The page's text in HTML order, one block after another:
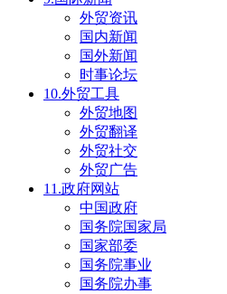
外贸资讯
国内新闻
国外新闻
时事论坛
10.外贸工具
外贸地图
外贸翻译
外贸社交
外贸广告
11.政府网站
中国政府
国务院国家局
国家部委
国务院事业
国务院办事